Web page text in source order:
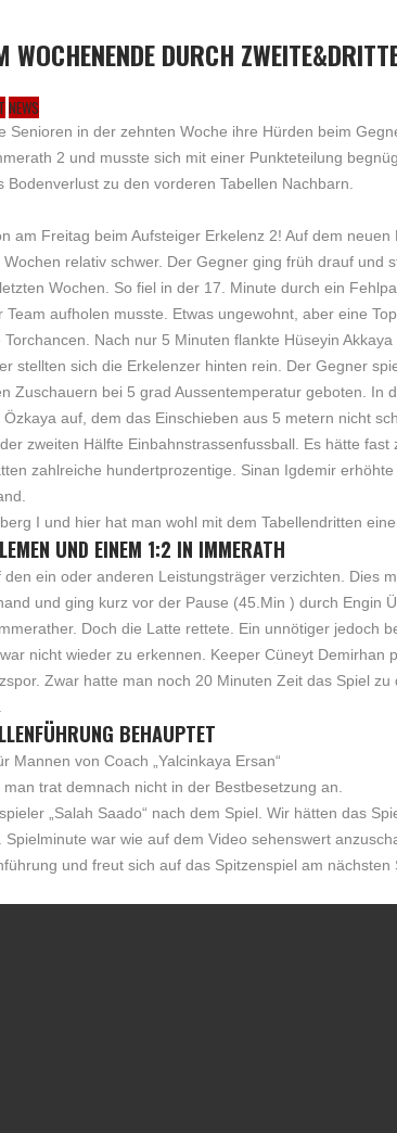
DURCH
NEWS
Senioren in der zehnten Woche ihre Hürden beim
2 und musste sich mit einer Punkteteilung
zu den vorderen Tabellen Nachbarn.
am Freitag beim Aufsteiger Erkelenz 2! Auf dem
relativ schwer. Der Gegner ging früh drauf
Wochen. So fiel in der 17. Minute durch ein
aufholen musste. Etwas ungewohnt, aber eine
Nach nur 5 Minuten flankte Hüseyin
stellten sich die Erkelenzer hinten rein. Der Gegner
Zuschauern bei 5 grad Aussentemperatur geboten.
auf, dem das Einschieben aus 5 metern nicht
zweiten Hälfte Einbahnstrassenfussball. Es hätte
zahlreiche hundertprozentige. Sinan Igdemir
I und hier hat man wohl mit dem Tabellendritten
UND EINEM 1:2 IN IMMERATH
ein oder anderen Leistungsträger verzichten. Dies
und ging kurz vor der Pause (45.Min ) durch
Doch die Latte rettete. Ein unnötiger
nicht wieder zu erkennen. Keeper Cüneyt
Zwar hatte man noch 20 Minuten Zeit das Spiel
BEHAUPTET
Mannen von Coach „Yalcinkaya Ersan“
trat demnach nicht in der Bestbesetzung an.
„Salah Saado“ nach dem Spiel. Wir hätten das
war wie auf dem Video sehenswert
und freut sich auf das Spitzenspiel am